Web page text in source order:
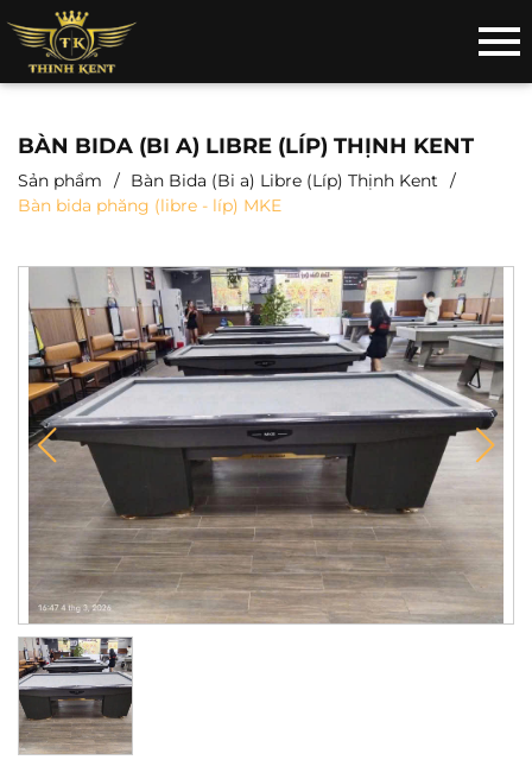
BÀN BIDA (BI A) LIBRE (LÍP) THỊNH KENT
Sản phẩm
Bàn Bida (Bi a) Libre (Líp) Thịnh Kent
Bàn bida phăng (libre - líp) MKE